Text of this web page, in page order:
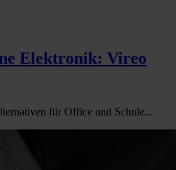
Elektronik: Vireo
für Office und Schule...